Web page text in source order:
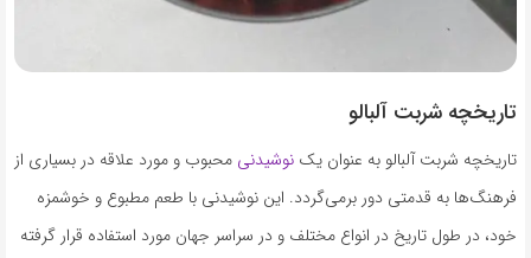
تاریخچه شربت آلبالو
تاریخچه شربت آلبالو به عنوان یک نوشیدنی محبوب و مورد علاقه در بسیاری از
فرهنگ‌ها به قدمتی دور برمی‌گردد. این نوشیدنی با طعم مطبوع و خوشمزه
خود، در طول تاریخ در انواع مختلف و در سراسر جهان مورد استفاده قرار گرفته